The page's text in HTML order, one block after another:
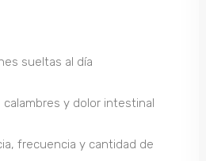
sueltas al día
y dolor intestinal
frecuencia y cantidad de